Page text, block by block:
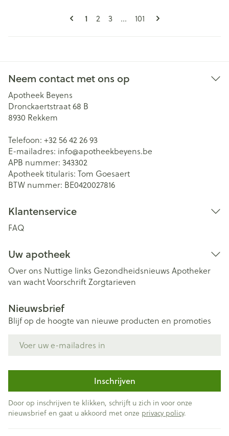
Pagina's
U lees momenteel pagina
1 Pagina
2 Pagina
3 ... Pagina
101
Neem contact met ons op
Apotheek Beyens
Dronckaertstraat 68 B
8930 Rekkem
Telefoon: +32 56 42 26 93
E-mailadres: info@apotheekbeyens.be
APB nummer: 343302
Apotheek titularis: Tom Goesaert
BTW nummer: BE0420027816
Klantenservice
FAQ
Uw apotheek
Over ons Nuttige links Gezondheidsnieuws Apotheker
van wachtVoorschriftZorgtarieven
Nieuwsbrief
Blijf op de hoogte van nieuwe producten en promoties
Inschrijven
Door op inschrijven te klikken, schrijft u zich in voor onze
nieuwsbrief en gaat u akkoord met onze privacy policy.